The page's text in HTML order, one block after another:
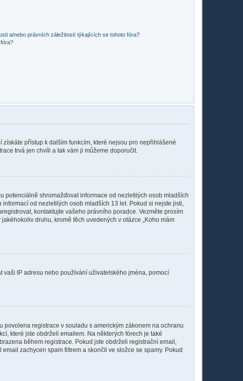
a/nebo právních záležitostí týkajících se tohoto fóra?
přístup k dalším funkcím, které nejsou pro nepřihlášené
trvá jen chvíli a tak vám ji můžeme doporučit.
potenciálně shromažďovat informace od nezletilých osob mladších
od nezletilých osob mladších 13 let. Pokud si nejste jisti,
kontaktujte vašeho právního poradce. Vezměte prosím
druhu, kromě těch uvedených v otázce „Koho mám
vaši IP adresu nebo používání uživatelského jména, pomocí
registrace v souladu s americkým zákonem na ochranu
které jste obdrželi emailem. Na některých fórech je také
během registrace. Pokud jste obdrželi registrační email,
zachycen spam filtrem a skončil ve složce se spamy. Pokud